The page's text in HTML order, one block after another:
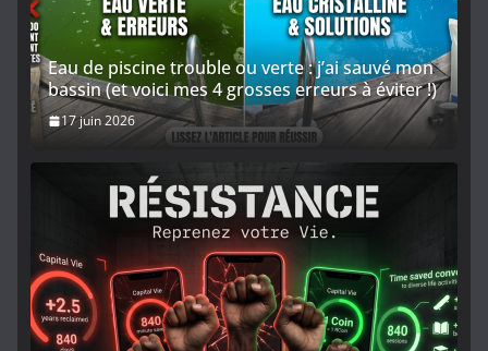
Eau de piscine trouble ou verte : j’ai sauvé mon
bassin (et voici mes 4 grosses erreurs à éviter !)
17 juin 2026